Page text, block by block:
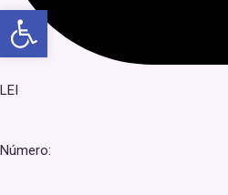
Abrir a barra de ferramentas
LEI
Número: